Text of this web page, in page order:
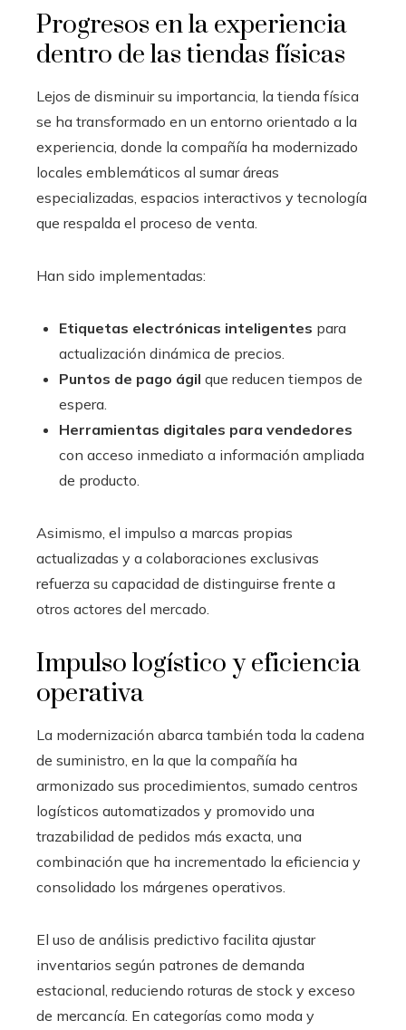
Progresos en la experiencia
dentro de las tiendas físicas
Lejos de disminuir su importancia, la tienda física
se ha transformado en un entorno orientado a la
experiencia, donde la compañía ha modernizado
locales emblemáticos al sumar áreas
especializadas, espacios interactivos y tecnología
que respalda el proceso de venta.
Han sido implementadas:
Etiquetas electrónicas inteligentes para
actualización dinámica de precios.
Puntos de pago ágil que reducen tiempos de
espera.
Herramientas digitales para vendedores
con acceso inmediato a información ampliada
de producto.
Asimismo, el impulso a marcas propias
actualizadas y a colaboraciones exclusivas
refuerza su capacidad de distinguirse frente a
otros actores del mercado.
Impulso logístico y eficiencia
operativa
La modernización abarca también toda la cadena
de suministro, en la que la compañía ha
armonizado sus procedimientos, sumado centros
logísticos automatizados y promovido una
trazabilidad de pedidos más exacta, una
combinación que ha incrementado la eficiencia y
consolidado los márgenes operativos.
El uso de análisis predictivo facilita ajustar
inventarios según patrones de demanda
estacional, reduciendo roturas de stock y exceso
de mercancía. En categorías como moda y